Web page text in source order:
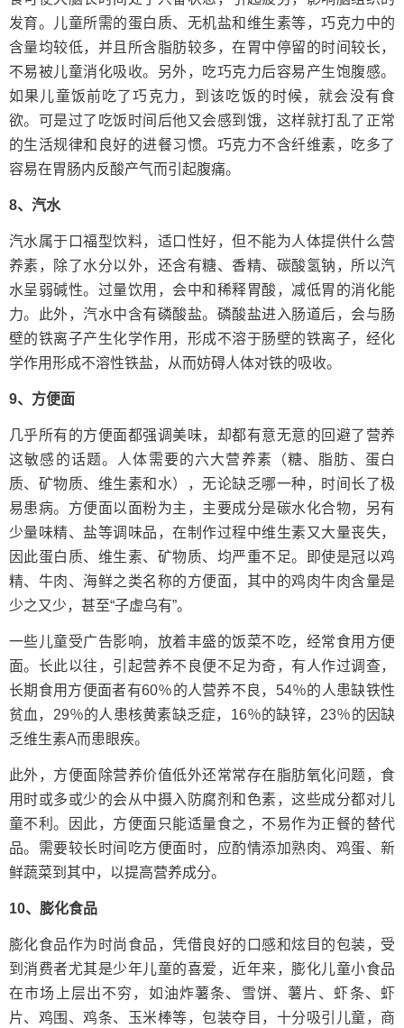
发育。儿童所需的蛋白质、无机盐和维生素等，巧克力中的
含量均较低，并且所含脂肪较多，在胃中停留的时间较长，
不易被儿童消化吸收。另外，吃巧克力后容易产生饱腹感。
如果儿童饭前吃了巧克力，到该吃饭的时候，就会没有食
欲。可是过了吃饭时间后他又会感到饿，这样就打乱了正常
的生活规律和良好的进餐习惯。巧克力不含纤维素，吃多了
容易在胃肠内反酸产气而引起腹痛。
8、汽水
汽水属于口福型饮料，适口性好，但不能为人体提供什么营
养素，除了水分以外，还含有糖、香精、碳酸氢钠，所以汽
水呈弱碱性。过量饮用，会中和稀释胃酸，减低胃的消化能
力。此外，汽水中含有磷酸盐。磷酸盐进入肠道后，会与肠
壁的铁离子产生化学作用，形成不溶于肠壁的铁离子，经化
学作用形成不溶性铁盐，从而妨碍人体对铁的吸收。
9、方便面
几乎所有的方便面都强调美味，却都有意无意的回避了营养
这敏感的话题。人体需要的六大营养素（糖、脂肪、蛋白
质、矿物质、维生素和水），无论缺乏哪一种，时间长了极
易患病。方便面以面粉为主，主要成分是碳水化合物，另有
少量味精、盐等调味品，在制作过程中维生素又大量丧失，
因此蛋白质、维生素、矿物质、均严重不足。即使是冠以鸡
精、牛肉、海鲜之类名称的方便面，其中的鸡肉牛肉含量是
少之又少，甚至“子虚乌有”。
一些儿童受广告影响，放着丰盛的饭菜不吃，经常食用方便
面。长此以往，引起营养不良便不足为奇，有人作过调查，
长期食用方便面者有60％的人营养不良，54％的人患缺铁性
贫血，29％的人患核黄素缺乏症，16％的缺锌，23％的因缺
乏维生素A而患眼疾。
此外，方便面除营养价值低外还常常存在脂肪氧化问题，食
用时或多或少的会从中摄入防腐剂和色素，这些成分都对儿
童不利。因此，方便面只能适量食之，不易作为正餐的替代
品。需要较长时间吃方便面时，应酌情添加熟肉、鸡蛋、新
鲜蔬菜到其中，以提高营养成分。
10、膨化食品
膨化食品作为时尚食品，凭借良好的口感和炫目的包装，受
到消费者尤其是少年儿童的喜爱，近年来，膨化儿童小食品
在市场上层出不穷，如油炸薯条、雪饼、薯片、虾条、虾
片、鸡围、鸡条、玉米棒等，包装夺目，十分吸引儿童，商